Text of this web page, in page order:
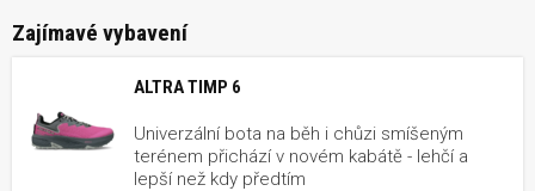
Zajímavé vybavení
ALTRA TIMP 6
Univerzální bota na běh i chůzi smíšeným
terénem přichází v novém kabátě - lehčí a
lepší než kdy předtím